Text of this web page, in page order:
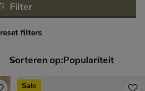
Filter
reset filters
Sorteren op:
Sale